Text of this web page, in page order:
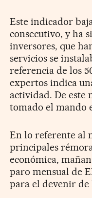
Este indicador
consecutivo, y ha
inversores, que
servicios se
referencia de los
expertos indica
actividad. De este
tomado el mando
En lo referente al
principales
económica,
paro mensual de
para el devenir de